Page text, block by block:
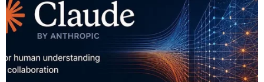
TIN LIÊN QUAN